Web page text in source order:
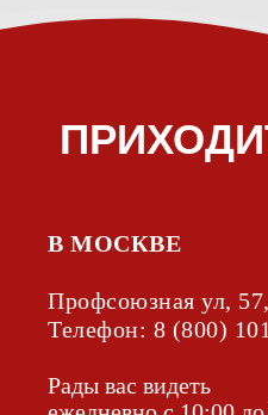
В МОСКВЕ
Профсоюзная ул,
Телефон: 8 (800)
Рады вас видеть